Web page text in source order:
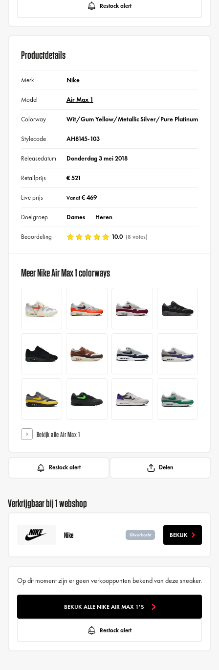
Restock alert
Productdetails
Merk Nike
Model Air Max 1
Colorway Wit/Gum Yellow/Metallic Silver/Pure Platinum
Stylecode AH8145-103
Releasedatum Donderdag 3 mei 2018
Retailprijs € 521
Live prijs Vanaf€ 469
Doelgroep Dames Heren
Beoordeling 10.0 (8 votes)
Meer Nike Air Max 1 colorways
Bekijk alle Air Max 1
Restock alert Delen
Verkrijgbaar bij 1 webshop
Nike Uitverkocht BEKIJK
Op dit moment zijn er geen verkooppunten bekend van deze sneaker.
BEKIJK ALLE NIKE AIR MAX 1'S
Restock alert